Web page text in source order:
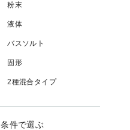
粉末
液体
バスソルト
固形
2種混合タイプ
条件で選ぶ